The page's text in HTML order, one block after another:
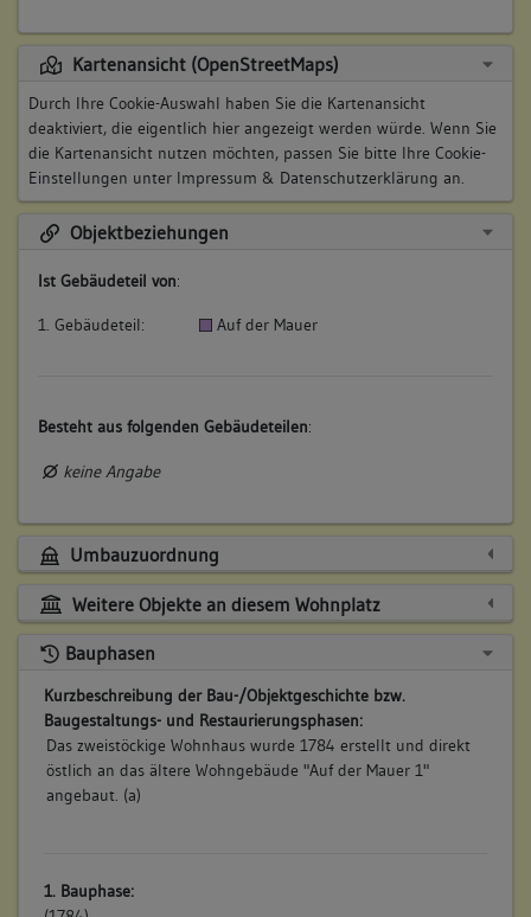
Kartenansicht (OpenStreetMaps)
Durch Ihre Cookie-Auswahl haben Sie die Kartenansicht
deaktiviert, die eigentlich hier angezeigt werden würde. Wenn Sie
die Kartenansicht nutzen möchten, passen Sie bitte Ihre Cookie-
Einstellungen unter Impressum & Datenschutzerklärung an.
Objektbeziehungen
Ist Gebäudeteil von:
1. Gebäudeteil: Auf der Mauer
Besteht aus folgenden Gebäudeteilen:
keine Angabe
Umbauzuordnung
Weitere Objekte an diesem Wohnplatz
Bauphasen
Kurzbeschreibung der Bau-/Objektgeschichte bzw.
Baugestaltungs- und Restaurierungsphasen:
Das zweistöckige Wohnhaus wurde 1784 erstellt und direkt
östlich an das ältere Wohngebäude "Auf der Mauer 1"
angebaut. (a)
1. Bauphase: